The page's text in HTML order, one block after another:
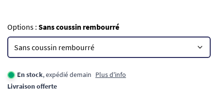
Options : Sans coussin rembourré
En stock, expédié demain Plus d'info
Livraison offerte